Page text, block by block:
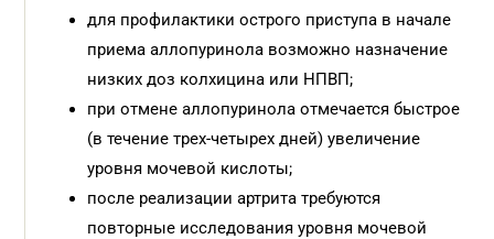
для профилактики острого приступа в начале
приема аллопуринола возможно назначение
низких доз колхицина или НПВП;
при отмене аллопуринола отмечается быстрое
(в течение трех-четырех дней) увеличение
уровня мочевой кислоты;
после реализации артрита требуются
повторные исследования уровня мочевой